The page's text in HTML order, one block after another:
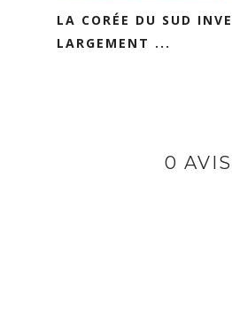
LA CORÉE DU SUD
LARGEMENT ...
0 AVIS